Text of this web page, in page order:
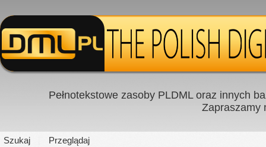
Pełnotekstowe zasoby PLDML oraz innych
Zapraszamy
Szukaj Przeglądaj